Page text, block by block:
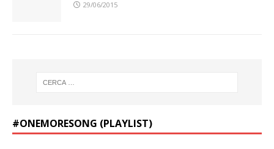
29/06/2015
#ONEMORESONG (PLAYLIST)